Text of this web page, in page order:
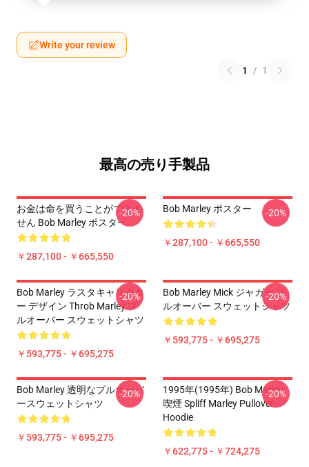
Write your review
1 / 1
最高の売り手製品
お金は命を買うことができま
せん Bob Marley ポスター
￥287,100 - ￥665,550
-20% Bob Marley ポスター
￥287,100 - ￥665,550
-20%
Bob Marley ラスタキャラクタ
ー デザイン Throb Marley プ
ルオーバー スウェットシャツ
￥593,775 - ￥695,275
-20%
Bob Marley Mick ジャガー プ
ルオーバー スウェットシャツ
￥593,775 - ￥695,275
-20%
Bob Marley 透明なプルオーバ
ースウェットシャツ
￥593,775 - ￥695,275
-20%
1995年(1995年) Bob Marley
喫煙 Spliff Marley Pullover
Hoodie
￥622,775 - ￥724,275
-20%